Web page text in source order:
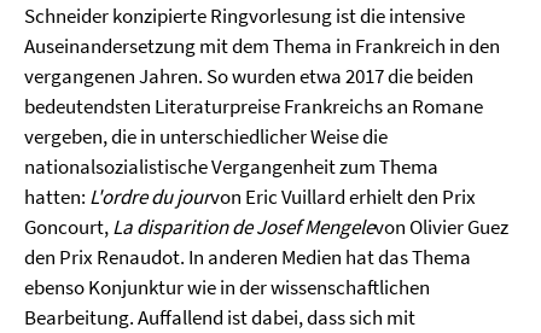
Schneider konzipierte Ringvorlesung ist die intensive
Auseinandersetzung mit dem Thema in Frankreich in den
vergangenen Jahren. So wurden etwa 2017 die beiden
bedeutendsten Literaturpreise Frankreichs an Romane
vergeben, die in unterschiedlicher Weise die
nationalsozialistische Vergangenheit zum Thema
hatten: L'ordre du jourvon Eric Vuillard erhielt den Prix
Goncourt,La disparition de Josef Mengelevon Olivier Guez
den Prix Renaudot. In anderen Medien hat das Thema
ebenso Konjunktur wie in der wissenschaftlichen
Bearbeitung. Auffallend ist dabei, dass sich mit